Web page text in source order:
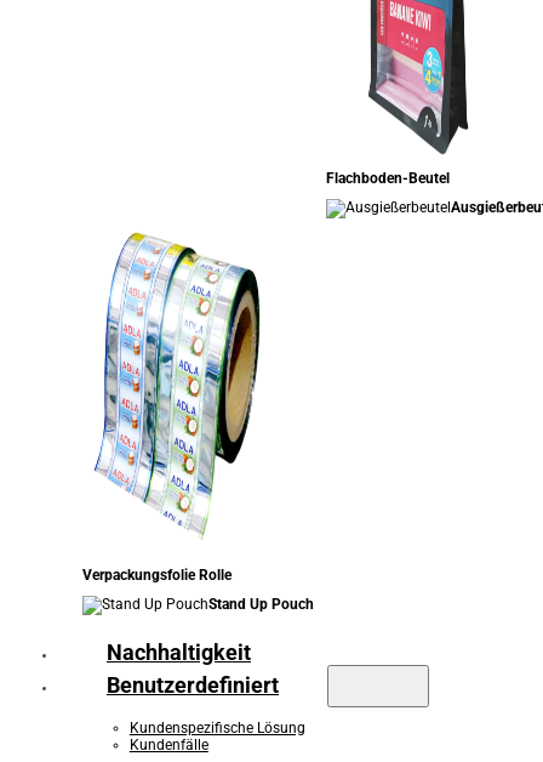
Flachboden-Beutel
Verpackungsfolie Rolle
Stand Up Pouch
Nachhaltigkeit
Benutzerdefiniert
Kundenspezifische Lösung
Kundenfälle